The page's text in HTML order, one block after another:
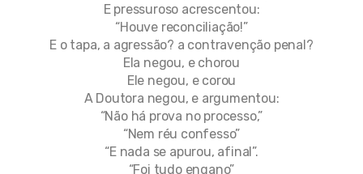
E pressuroso acrescentou:
“Houve reconciliação!”
E o tapa, a agressão? a contravenção penal?
Ela negou, e chorou
Ele negou, e corou
A Doutora negou, e argumentou:
“Não há prova no processo,”
“Nem réu confesso”
“E nada se apurou, afinal”.
“Foi tudo engano”